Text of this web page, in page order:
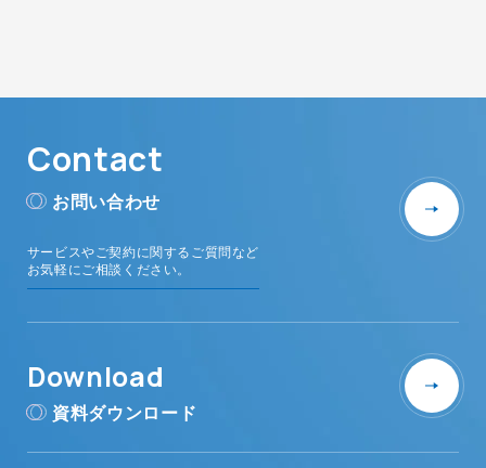
Contact
お問い合わせ
サービスやご契約に関するご質問など
お気軽にご相談ください。
Download
資料ダウンロード